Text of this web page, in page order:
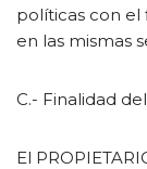
políticas con
en las mismas
C.- Finalidad
El